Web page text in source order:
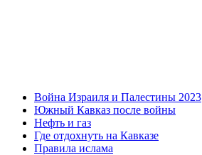
Война Израиля и Палестины 2023
Южный Кавказ после войны
Нефть и газ
Где отдохнуть на Кавказе
Правила ислама